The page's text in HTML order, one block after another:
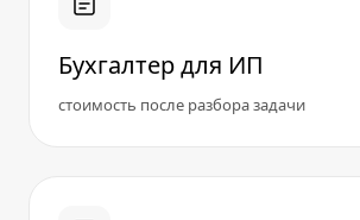
Бухгалтер для ИП
стоимость после разбора задачи